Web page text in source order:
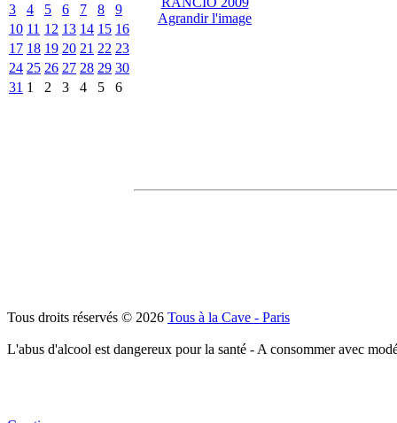
3
4 5 6 7 8
9
10 11 12 13 14 15 16
17 18 19 20 21 22 23
24 25 26 27 28 29 30
31 1 2 3 4 5 6
Agrandir l'image
Tous droits réservés © 2026 Tous à la Cave - Paris
L'abus d'alcool est dangereux pour la santé - A consommer avec